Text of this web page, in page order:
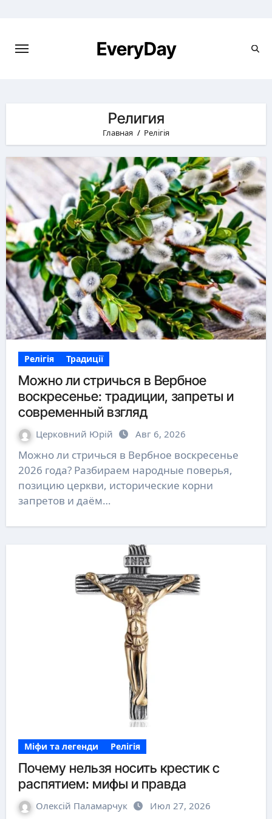
EveryDay
Религия
Главная Релігія
Релігія Традиції
Можно ли стричься в Вербное
воскресенье: традиции, запреты и
современный взгляд
Церковний Юрій Авг 6, 2026
Можно ли стричься в Вербное воскресенье
2026 года? Разбираем народные поверья,
позицию церкви, исторические корни
запретов и даём…
Міфи та легенди Релігія
Почему нельзя носить крестик с
распятием: мифы и правда
Олексій Паламарчук Июл 27, 2026